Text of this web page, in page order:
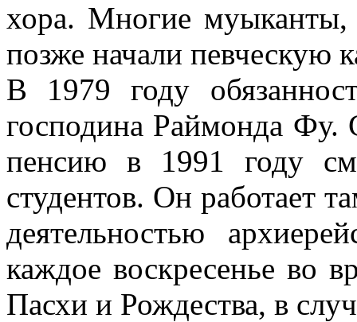
хора. Многие
позже начали певческую
В 1979 году
господина Раймонда Фу.
пенсию в 1991 году
студентов. Он работает
деятельностью
каждое воскресенье во
Пасхи и Рождества, в